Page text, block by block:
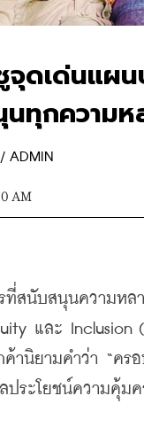
จุดเด่นแผ
ทุกความห
/ ADMIN
AM
ที่สนับสนุนความห
และ Inclusion
านิยามคำว่า “คร
ประโยชน์ความคุ้